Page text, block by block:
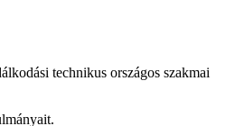
technikus országos szakmai